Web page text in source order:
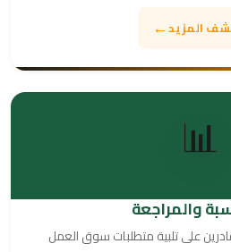
المزيد←
📊
والمراجعة
على تلبية متطلبات سوق العمل